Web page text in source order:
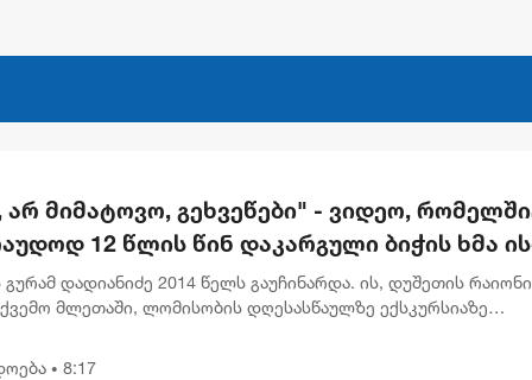
არ მიმატოვო, გეხვეწები" - ვიდეო,
12 წლის წინ დაკარგული ბიჭის ხმა
გურამ დადიანიძე 2014 წელს გაუჩინარდა. ის, დუშეთის
მლეთაში, ლომისობის დღესასწაულზე ექსკურსიაზე
კვალს ვ...
• 8:17